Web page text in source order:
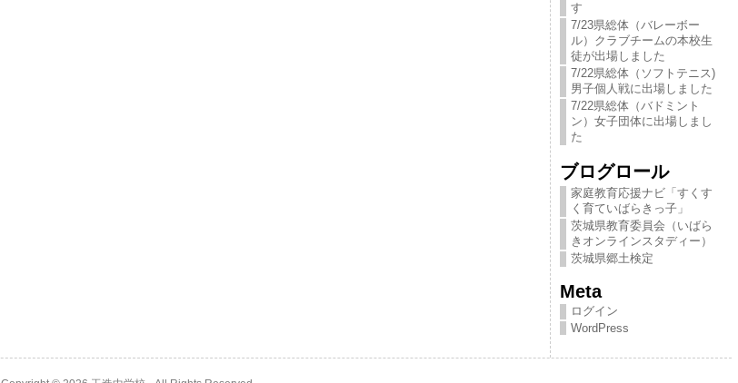
す
7/23県総体（バレーボー
ル）クラブチームの本校生
徒が出場しました
7/22県総体（ソフトテニス)
男子個人戦に出場しました
7/22県総体（バドミント
ン）女子団体に出場しまし
た
ブログロール
家庭教育応援ナビ「すくす
く育ていばらきっ​子」
茨城県教育委員会（いばら
きオンラインスタディー）
茨城県郷土検定
Meta
ログイン
WordPress